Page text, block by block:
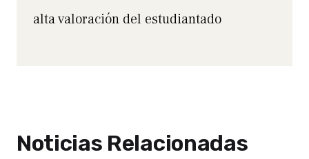
alta valoración del estudiantado
Noticias Relacionadas